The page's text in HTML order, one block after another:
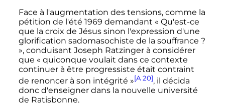
Face à l'augmentation des tensions, comme la
pétition de l'été 1969 demandant « Qu'est-ce
que la croix de Jésus sinon l'expression d'une
glorification sadomasochiste de la souffrance ?
», conduisant Joseph Ratzinger à considérer
que « quiconque voulait dans ce contexte
continuer à être progressiste était contraint
de renoncer à son intégrité »[A 20], il décida
donc d'enseigner dans la nouvelle université
de Ratisbonne.